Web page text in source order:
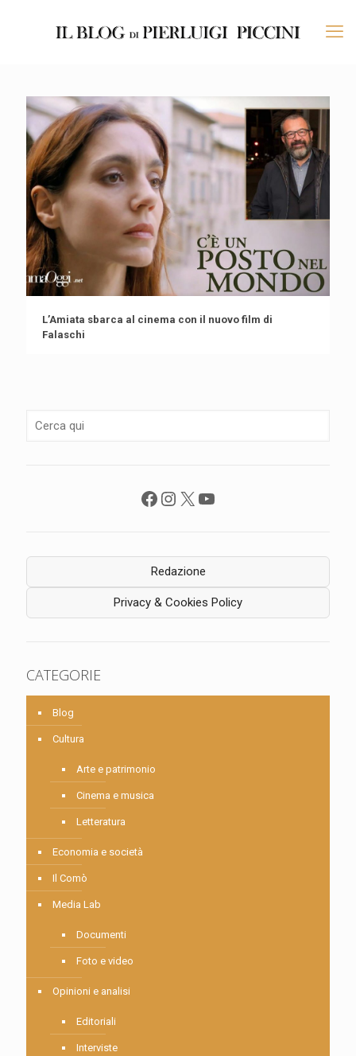
L’Amiata sbarca al cinema con il nuovo film di
Falaschi
Facebook
Instagram
X YouTube
Redazione
Privacy & Cookies Policy
CATEGORIE
Blog
Cultura
Arte e patrimonio
Cinema e musica
Letteratura
Economia e società
Il Comò
Media Lab
Documenti
Foto e video
Opinioni e analisi
Editoriali
Interviste